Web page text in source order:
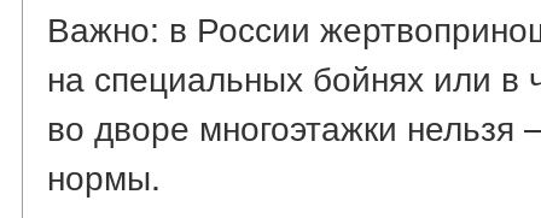
Важно: в России
на специальных бойнях или в
во дворе многоэтажки
нормы.